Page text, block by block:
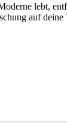
lebt,
auf deine